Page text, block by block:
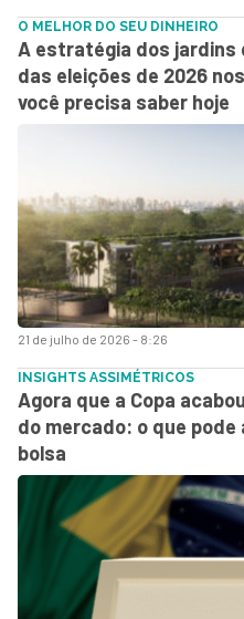
21 de julho de 2026 - 8:26
O MELHOR DO SEU DINHEIRO
A estratégia dos jardins
das eleições de 2026
você precisa saber hoje
INSIGHTS ASSIMÉTRICOS
Agora que a Copa
do mercado: o que
bolsa